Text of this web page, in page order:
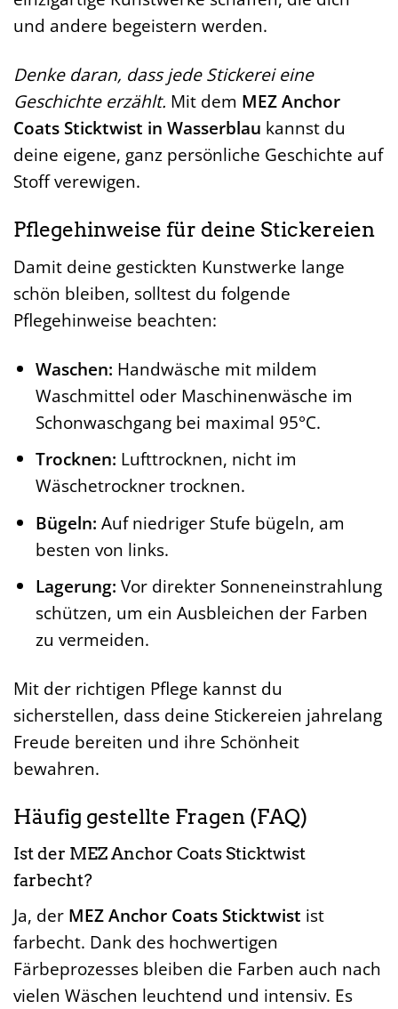
und andere begeistern werden.
Denke daran, dass jede Stickerei eine
Geschichte erzählt. Mit dem MEZ Anchor
Coats Sticktwist in Wasserblau kannst du
deine eigene, ganz persönliche Geschichte auf
Stoff verewigen.
Pflegehinweise für deine Stickereien
Damit deine gestickten Kunstwerke lange
schön bleiben, solltest du folgende
Pflegehinweise beachten:
Waschen: Handwäsche mit mildem
Waschmittel oder Maschinenwäsche im
Schonwaschgang bei maximal 95°C.
Trocknen: Lufttrocknen, nicht im
Wäschetrockner trocknen.
Bügeln: Auf niedriger Stufe bügeln, am
besten von links.
Lagerung: Vor direkter Sonneneinstrahlung
schützen, um ein Ausbleichen der Farben
zu vermeiden.
Mit der richtigen Pflege kannst du
sicherstellen, dass deine Stickereien jahrelang
Freude bereiten und ihre Schönheit
bewahren.
Häufig gestellte Fragen (FAQ)
Ist der MEZ Anchor Coats Sticktwist
farbecht?
Ja, der MEZ Anchor Coats Sticktwist ist
farbecht. Dank des hochwertigen
Färbeprozesses bleiben die Farben auch nach
vielen Wäschen leuchtend und intensiv. Es